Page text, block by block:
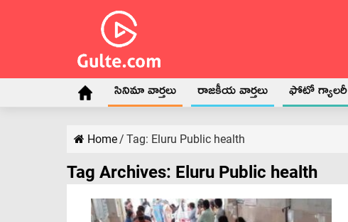
సినిమా వార్తలు రాజకీయ వార్తలు ఫోటో గ్యాలరీ
Home/ Tag: Eluru Public health
Tag Archives: Eluru Public health